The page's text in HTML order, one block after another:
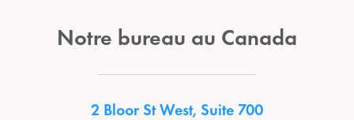
Notre bureau au Canada
2 Bloor St West, Suite 700